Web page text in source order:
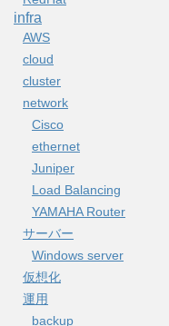
infra
AWS
cloud
cluster
network
Cisco
ethernet
Juniper
Load Balancing
YAMAHA Router
サーバー
Windows server
仮想化
運用
backup